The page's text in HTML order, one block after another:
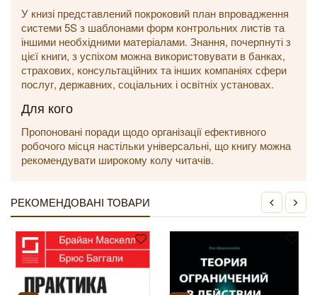
У книзі представлений покроковий план впровадження
системи 5S з шаблонами форм контрольних листів та
іншими необхідними матеріалами. Знання, почерпнуті з
цієї книги, з успіхом можна використовувати в банках,
страхових, консультаційних та інших компаніях сфери
послуг, державних, соціальних і освітніх установах.
Для кого
Пропоновані поради щодо організації ефективного
робочого місця настільки універсальні, що книгу можна
рекомендувати широкому колу читачів.
РЕКОМЕНДОВАНІ ТОВАРИ